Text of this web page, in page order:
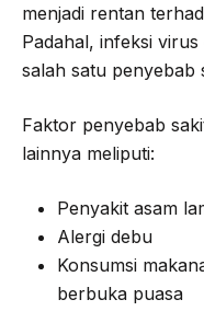
menjadi rentan
Padahal, infeksi
salah satu penyebab
Faktor penyebab
lainnya meliputi:
Penyakit asam
Alergi debu
Konsumsi
berbuka puasa